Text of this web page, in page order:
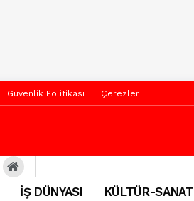
Güvenlik Politikası Çerezler
İŞ DÜNYASI KÜLTÜR-SANAT